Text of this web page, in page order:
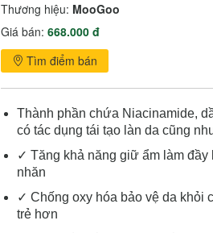
Thương hiệu: MooGoo
Giá bán: 668.000 đ
Tìm điểm bán
Thành phần chứa Niacinamide,
có tác dụng tái tạo làn da cũng
✓ Tăng khả năng giữ ẩm làm
nhăn
✓ Chống oxy hóa bảo vệ da khỏi
trẻ hơn